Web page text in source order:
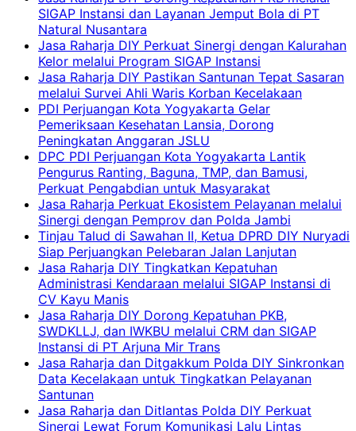
SIGAP Instansi dan Layanan Jemput Bola di PT
Natural Nusantara
Jasa Raharja DIY Perkuat Sinergi dengan Kalurahan
Kelor melalui Program SIGAP Instansi
Jasa Raharja DIY Pastikan Santunan Tepat Sasaran
melalui Survei Ahli Waris Korban Kecelakaan
PDI Perjuangan Kota Yogyakarta Gelar
Pemeriksaan Kesehatan Lansia, Dorong
Peningkatan Anggaran JSLU
DPC PDI Perjuangan Kota Yogyakarta Lantik
Pengurus Ranting, Baguna, TMP, dan Bamusi,
Perkuat Pengabdian untuk Masyarakat
Jasa Raharja Perkuat Ekosistem Pelayanan melalui
Sinergi dengan Pemprov dan Polda Jambi
Tinjau Talud di Sawahan II, Ketua DPRD DIY Nuryadi
Siap Perjuangkan Pelebaran Jalan Lanjutan
Jasa Raharja DIY Tingkatkan Kepatuhan
Administrasi Kendaraan melalui SIGAP Instansi di
CV Kayu Manis
Jasa Raharja DIY Dorong Kepatuhan PKB,
SWDKLLJ, dan IWKBU melalui CRM dan SIGAP
Instansi di PT Arjuna Mir Trans
Jasa Raharja dan Ditgakkum Polda DIY Sinkronkan
Data Kecelakaan untuk Tingkatkan Pelayanan
Santunan
Jasa Raharja dan Ditlantas Polda DIY Perkuat
Sinergi Lewat Forum Komunikasi Lalu Lintas